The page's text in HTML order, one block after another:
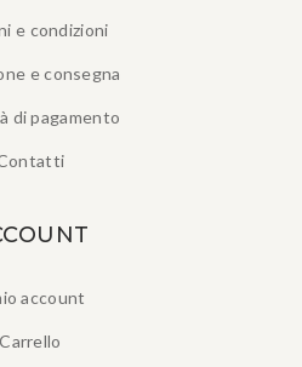
e condizioni
e consegna
di pagamento
account
Carrello